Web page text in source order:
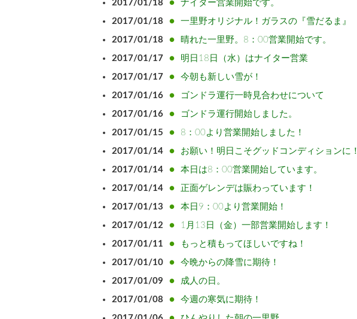
2017/01/18 ナイター営業開始です。
2017/01/18 一里野オリジナル！ガラスの『雪だるま』
2017/01/18 晴れた一里野。8：00営業開始です。
2017/01/17 明日18日（水）はナイター営業
2017/01/17 今朝も新しい雪が！
2017/01/16 ゴンドラ運行一時見合わせについて
2017/01/16 ゴンドラ運行開始しました。
2017/01/15 8：00より営業開始しました！
2017/01/14 お願い！明日こそグッドコンディションに！
2017/01/14 本日は8：00営業開始しています。
2017/01/14 正面ゲレンデは賑わっています！
2017/01/13 本日9：00より営業開始！
2017/01/12 1月13日（金）一部営業開始します！
2017/01/11 もっと積もってほしいですね！
2017/01/10 今晩からの降雪に期待！
2017/01/09 成人の日。
2017/01/08 今週の寒気に期待！